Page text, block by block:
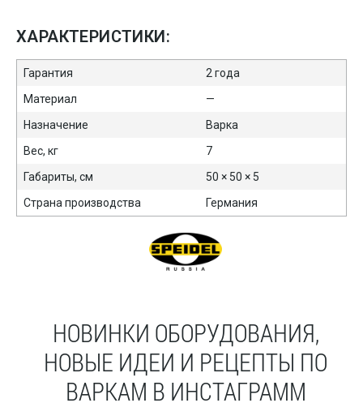
ХАРАКТЕРИСТИКИ:
Гарантия
2 года
Материал
—
Назначение
Варка
Вес, кг
7
Габариты, см
50 × 50 × 5
Страна производства
Германия
НОВИНКИ ОБОРУДОВАНИЯ,
НОВЫЕ ИДЕИ И РЕЦЕПТЫ ПО
ВАРКАМ В ИНСТАГРАММ